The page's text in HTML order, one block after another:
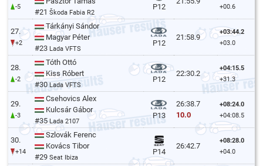
-5
#21Škoda Fabia R2
P12
+00.6
27.
+2
Tárkányi Sándor
Magyar Péter
#23 Lada VFTS
P12
21:58.9
+03:44.2
+03.0
28.
-2
Tóth Ottó
Kiss Róbert
#30 Lada VFTS
P12
22:30.2
+04:15.5
+31.3
29.
-3
Csehovics Alex
Kulcsár Gábor
#35Lada 2107
P13
26:38.7
10.0
+08:24.0
+04:08.5
30.
+14
Szlovák Ferenc
Kovács Tibor
#29Seat Ibiza
P14
26:42.7
+08:28.0
+04.0